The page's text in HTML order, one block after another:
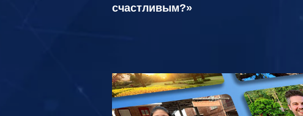
счастливым?»